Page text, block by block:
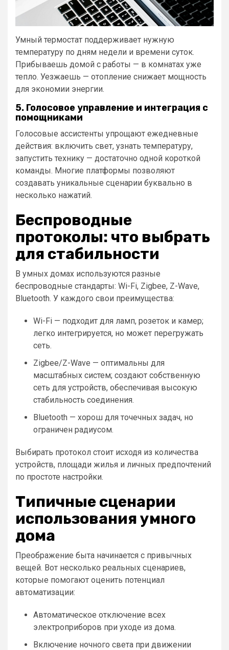
Умный термостат поддерживает нужную
температуру по дням недели и времени суток.
Прибываешь домой с работы — в комнатах уже
тепло. Уезжаешь — отопление снижает мощность
для экономии энергии.
5. Голосовое управление и интеграция с
помощниками
Голосовые ассистенты упрощают ежедневные
действия: включить свет, узнать температуру,
запустить технику — достаточно одной короткой
команды. Многие платформы позволяют
создавать уникальные сценарии буквально в
несколько нажатий.
Беспроводные
протоколы: что выбрать
для стабильности
В умных домах используются разные
беспроводные стандарты: Wi-Fi, Zigbee, Z-Wave,
Bluetooth. У каждого свои преимущества:
Wi-Fi — подходит для ламп, розеток и камер;
легко интегрируется, но может перегружать
сеть.
Zigbee/Z-Wave — оптимальны для
масштабных систем; создают собственную
сеть для устройств, обеспечивая высокую
стабильность соединения.
Bluetooth — хорош для точечных задач, но
ограничен радиусом.
Выбирать протокол стоит исходя из количества
устройств, площади жилья и личных предпочтений
по простоте настройки.
Типичные сценарии
использования умного
дома
Преображение быта начинается с привычных
вещей. Вот несколько реальных сценариев,
которые помогают оценить потенциал
автоматизации:
Автоматическое отключение всех
электроприборов при уходе из дома.
Включение ночного света при движении